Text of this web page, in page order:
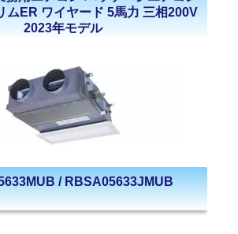
ムER ワイヤード 5馬力 三相200V
2023年モデル
/ RBSA05633JMUB